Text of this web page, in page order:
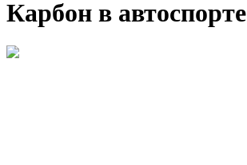
Карбон в автоспорте